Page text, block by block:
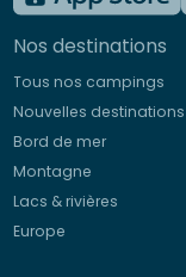
Allemand
Italien
Espagnol
Néerlandais
Nos destinations
Tous nos campings
Nouvelles destinations
Bord de mer
Montagne
Lacs & rivières
Europe